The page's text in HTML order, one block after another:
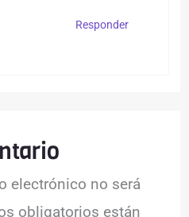
Responder
electrónico no será
obligatorios están